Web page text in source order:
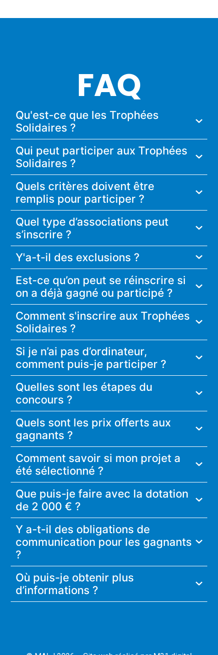
FAQ
Qu'est-ce que les Trophées
Solidaires ?
Qui peut participer aux Trophées
Solidaires ?
Quels critères doivent être
remplis pour participer ?
Quel type d’associations peut
s’inscrire ?
Y'a-t-il des exclusions ?
Est-ce qu’on peut se réinscrire si
on a déjà gagné ou participé ?
Comment s'inscrire aux Trophées
Solidaires ?
Si je n’ai pas d’ordinateur,
comment puis-je participer ?
Quelles sont les étapes du
concours ?
Quels sont les prix offerts aux
gagnants ?
Comment savoir si mon projet a
été sélectionné ?
Que puis-je faire avec la dotation
de 2 000 € ?
Y a-t-il des obligations de
communication pour les gagnants
?
Où puis-je obtenir plus
d’informations ?